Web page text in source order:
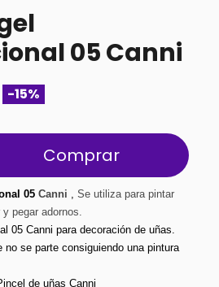
05 Canni
-15%
Comprar
05 Canni , Se utiliza para pintar
pegar adornos.
05 Canni para decoración de uñas.
se parte consiguiendo una pintura
de uñas Canni